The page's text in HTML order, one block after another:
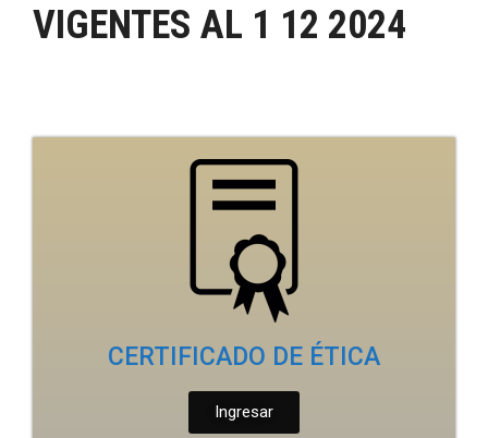
VIGENTES AL 1 12 2024
CERTIFICADO DE ÉTICA
Ingresar